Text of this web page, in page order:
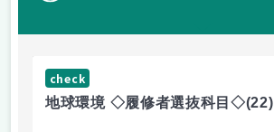
check
地球環境 ◇履修者選抜科目◇(22)